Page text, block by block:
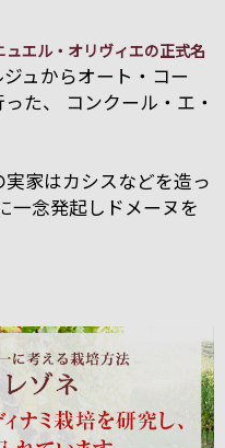
エル・オリヴィエの正式名
ュからオート・コー
た、 コンクール・エ・
家はカシスなどを造っ
一念発起しドメーヌを